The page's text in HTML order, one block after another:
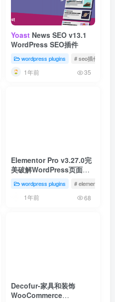
# yoast
Yoast News SEO v13.1
WordPress SEO插件
wordpress plugins # seo插件
1年前 35
# 视频seo
Elementor Pro v3.27.0完
美破解WordPress页面构
建器插件免费下载
wordpress plugins # element插件
1年前 68
Decofur-家具和装饰
WooCommerce